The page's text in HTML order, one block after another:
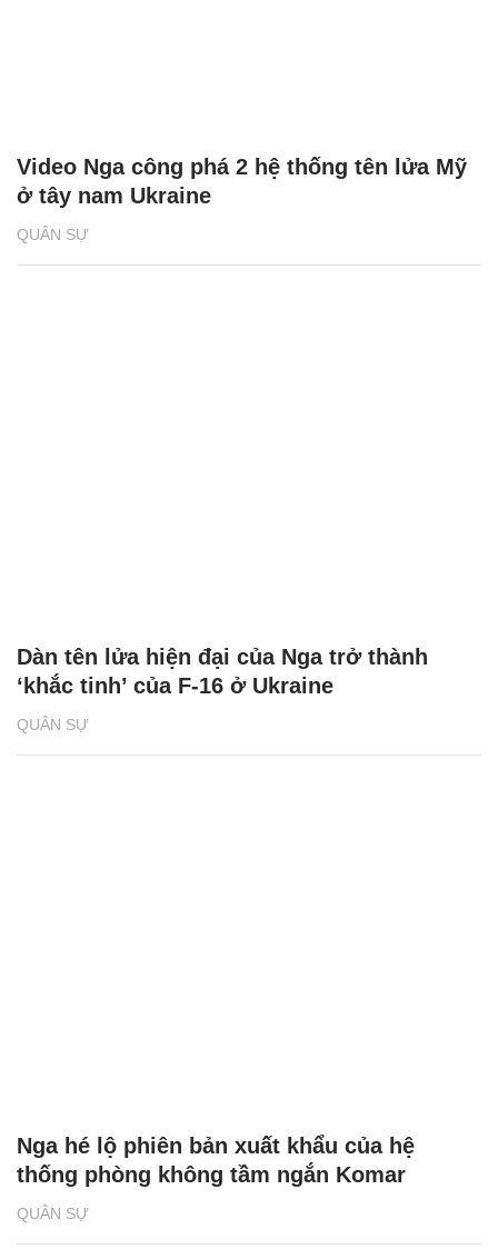
QUÂN SỰ
Video Nga công phá 2 hệ thống tên lửa Mỹ
ở tây nam Ukraine
QUÂN SỰ
Dàn tên lửa hiện đại của Nga trở thành
‘khắc tinh’ của F-16 ở Ukraine
QUÂN SỰ
Nga hé lộ phiên bản xuất khẩu của hệ
thống phòng không tầm ngắn Komar